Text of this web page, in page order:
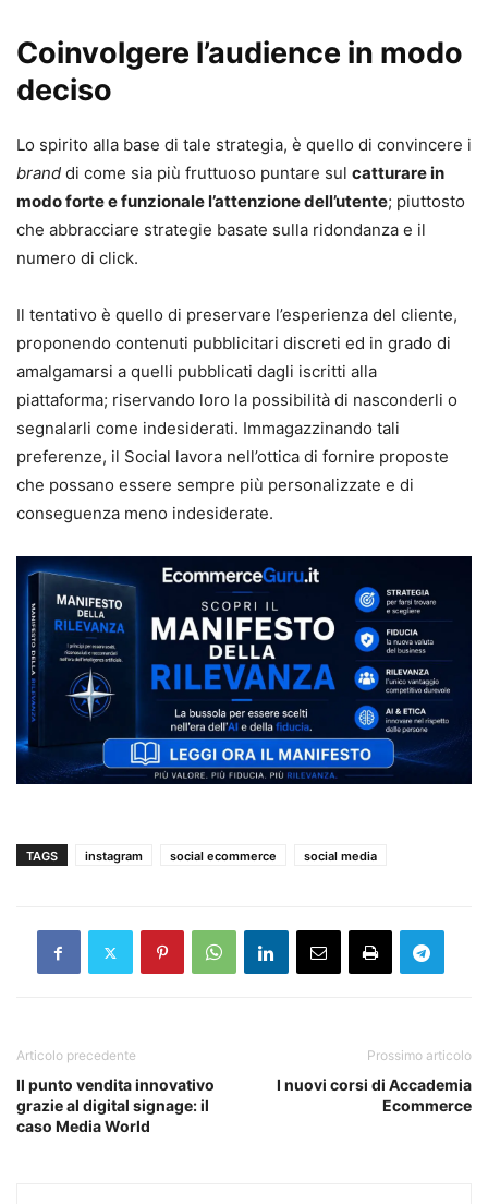
Coinvolgere l’audience in modo
deciso
Lo spirito alla base di tale strategia, è quello di convincere i
brand di come sia più fruttuoso puntare sul catturare in
modo forte e funzionale l’attenzione dell’utente; piuttosto
che abbracciare strategie basate sulla ridondanza e il
numero di click.
Il tentativo è quello di preservare l’esperienza del cliente,
proponendo contenuti pubblicitari discreti ed in grado di
amalgamarsi a quelli pubblicati dagli iscritti alla
piattaforma; riservando loro la possibilità di nasconderli o
segnalarli come indesiderati. Immagazzinando tali
preferenze, il Social lavora nell’ottica di fornire proposte
che possano essere sempre più personalizzate e di
conseguenza meno indesiderate.
TAGS instagram social ecommerce social media
Articolo precedente
Il punto vendita innovativo
grazie al digital signage: il
caso Media World
Prossimo articolo
I nuovi corsi di Accademia
Ecommerce